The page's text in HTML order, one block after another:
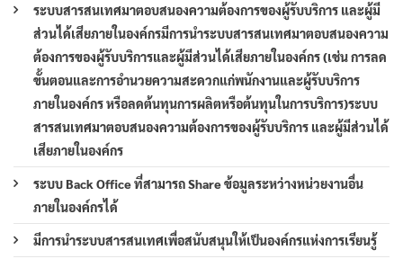
ระบบสารสนเทศมาตอบสนองความต้องการของผู้รับบริการ และผู้มี
ส่วนได้เสียภายในองค์กรมีการนำระบบสารสนเทศมาตอบสนองความ
ต้องการของผู้รับบริการและผู้มีส่วนได้เสียภายในองค์กร (เช่น การลด
ขั้นตอนและการอำนวยความสะดวกแก่พนักงานและผู้รับบริการ
ภายในองค์กร หรือลดต้นทุนการผลิตหรือต้นทุนในการบริการ)ระบบ
สารสนเทศมาตอบสนองความต้องการของผู้รับบริการ และผู้มีส่วนได้
เสียภายในองค์กร
ระบบ Back Office ที่สามารถ Share ข้อมูลระหว่างหน่วยงานอื่น
ภายในองค์กรได้
มีการนำระบบสารสนเทศเพื่อสนับสนุนให้เป็นองค์กรแห่งการเรียนรู้